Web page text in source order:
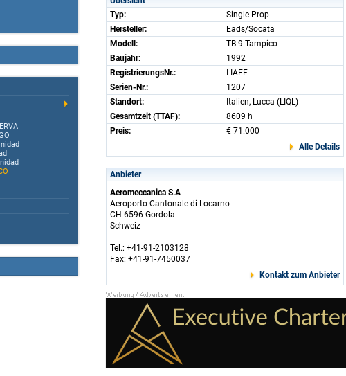
Typ:
Single-Prop
Hersteller:
Eads/Socata
Modell:
TB-9 Tampico
Baujahr:
1992
RegistrierungsNr.:
I-IAEF
Serien-Nr.:
1207
Standort:
Italien, Lucca (LIQL)
Gesamtzeit (TTAF):
8609 h
Preis:
€ 71.000
Alle Details
Anbieter
Aeromeccanica S.A
Aeroporto Cantonale di Locarno
CH-6596 Gordola
Schweiz
Tel.: +41-91-2103128
Fax: +41-91-7450037
Kontakt zum Anbieter